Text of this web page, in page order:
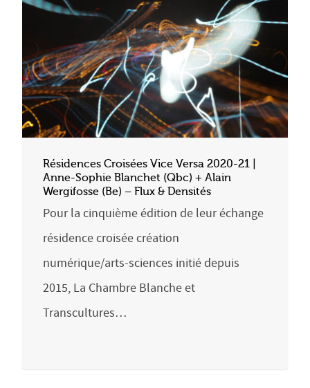
Résidences Croisées Vice Versa 2020-21 |
Anne-Sophie Blanchet (Qbc) + Alain
Wergifosse (Be) – Flux & Densités
Pour la cinquième édition de leur échange
résidence croisée création
numérique/arts-sciences initié depuis
2015, La Chambre Blanche et
Transcultures…